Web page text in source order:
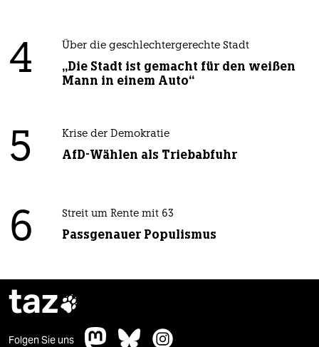
4 Über die geschlechtergerechte Stadt
„Die Stadt ist gemacht für den weißen
Mann in einem Auto“
5 Krise der Demokratie
AfD-Wählen als Triebabfuhr
6 Streit um Rente mit 63
Passgenauer Populismus
taz
Folgen Sie uns